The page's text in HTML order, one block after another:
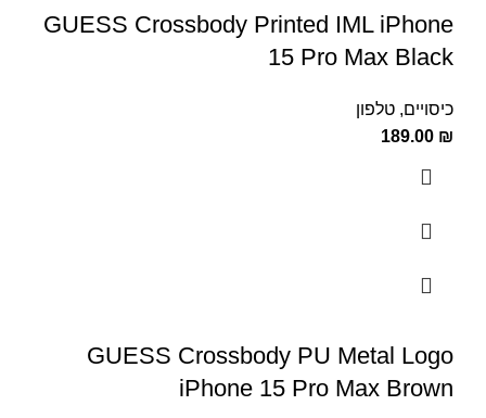
GUESS Crossbody Printed IML iPhone
15 Pro Max Black
כיסויים, טלפון
189.00 ₪
GUESS Crossbody PU Metal Logo
iPhone 15 Pro Max Brown